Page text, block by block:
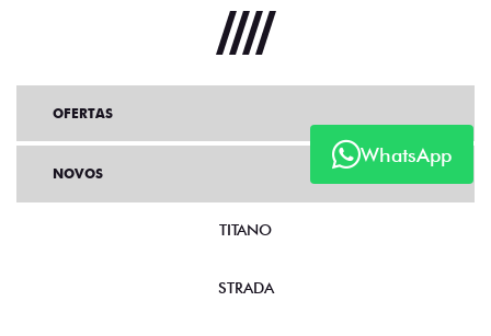
WhatsApp
OFERTAS
NOVOS
TITANO
STRADA